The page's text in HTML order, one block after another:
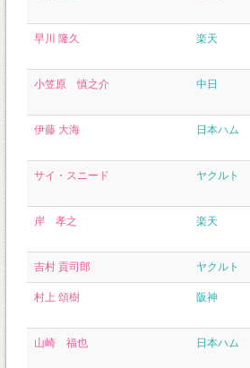
早川 隆久 楽天
小笠原 慎之介 中日
伊藤 大海 日本ハム
サイ・スニード ヤクルト
岸 孝之 楽天
吉村 貢司郎 ヤクルト
村上 頌樹 阪神
山崎 福也 日本ハム